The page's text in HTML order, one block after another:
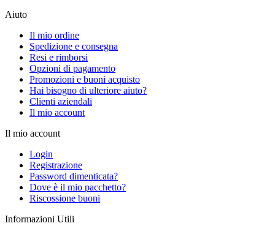
Aiuto
Il mio ordine
Spedizione e consegna
Resi e rimborsi
Opzioni di pagamento
Promozioni e buoni acquisto
Hai bisogno di ulteriore aiuto?
Clienti aziendali
Il mio account
Il mio account
Login
Registrazione
Password dimenticata?
Dove è il mio pacchetto?
Riscossione buoni
Informazioni Utili